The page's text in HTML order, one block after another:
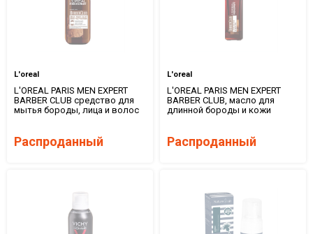
L'oreal
L'OREAL PARIS MEN EXPERT
BARBER CLUB средство для
мытья бороды, лица и волос
Распроданный
L'oreal
L'OREAL PARIS MEN EXPERT
BARBER CLUB, масло для
длинной бороды и кожи
Распроданный